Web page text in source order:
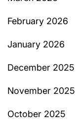
February 2026
January 2026
December 2025
November 2025
October 2025